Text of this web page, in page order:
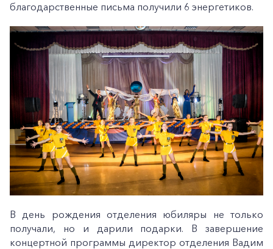
благодарственные письма получили 6 энергетиков.
В день рождения отделения юбиляры не только
получали, но и дарили подарки. В завершение
концертной программы директор отделения Вадим